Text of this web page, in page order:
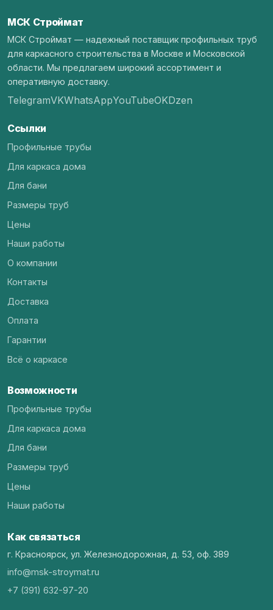
МСК Строймат
МСК Строймат — надежный поставщик профильных труб
для каркасного строительства в Москве и Московской
области. Мы предлагаем широкий ассортимент и
оперативную доставку.
TelegramVKWhatsAppYouTubeOKDzen
Ссылки
Профильные трубы
Для каркаса дома
Для бани
Размеры труб
Цены
Наши работы
О компании
Контакты
Доставка
Оплата
Гарантии
Всё о каркасе
Возможности
Профильные трубы
Для каркаса дома
Для бани
Размеры труб
Цены
Наши работы
Как связаться
г. Красноярск, ул. Железнодорожная, д. 53, оф. 389
info@msk-stroymat.ru
+7 (391) 632-97-20